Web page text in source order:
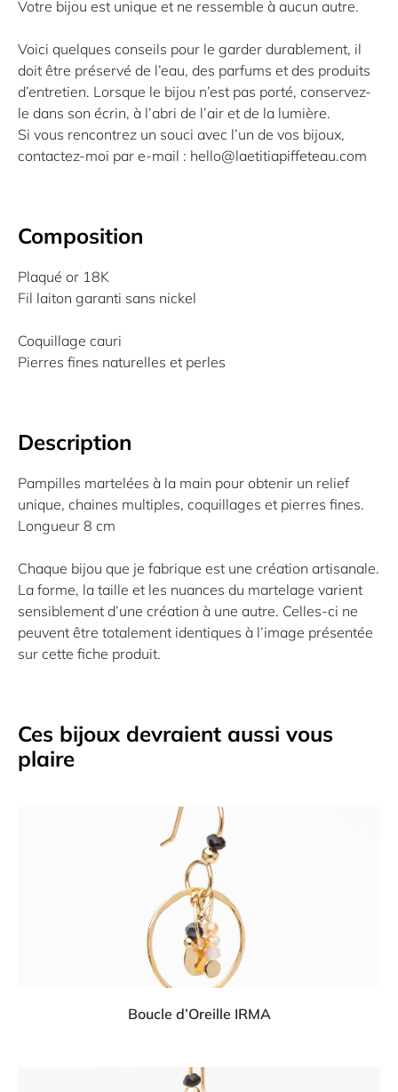
Description
Pampilles martelées à la main pour obtenir un relief
unique, chaines multiples, coquillages et pierres fines.
Longueur 8 cm
Chaque bijou que je fabrique est une création artisanale.
La forme, la taille et les nuances du martelage varient
sensiblement d’une création à une autre. Celles-ci ne
peuvent être totalement identiques à l’image présentée
sur cette fiche produit.
Composition
Plaqué or 18K
Fil laiton garanti sans nickel
Coquillage cauri
Pierres fines naturelles et perles
Votre bijou est unique et ne ressemble à aucun autre.
Voici quelques conseils pour le garder durablement, il
doit être préservé de l’eau, des parfums et des produits
d’entretien. Lorsque le bijou n’est pas porté, conservez-
le dans son écrin, à l’abri de l’air et de la lumière.
Si vous rencontrez un souci avec l’un de vos bijoux,
contactez-moi par e-mail : hello@laetitiapiffeteau.com
Ces bijoux devraient aussi vous
plaire
Boucle d’Oreille IRMA